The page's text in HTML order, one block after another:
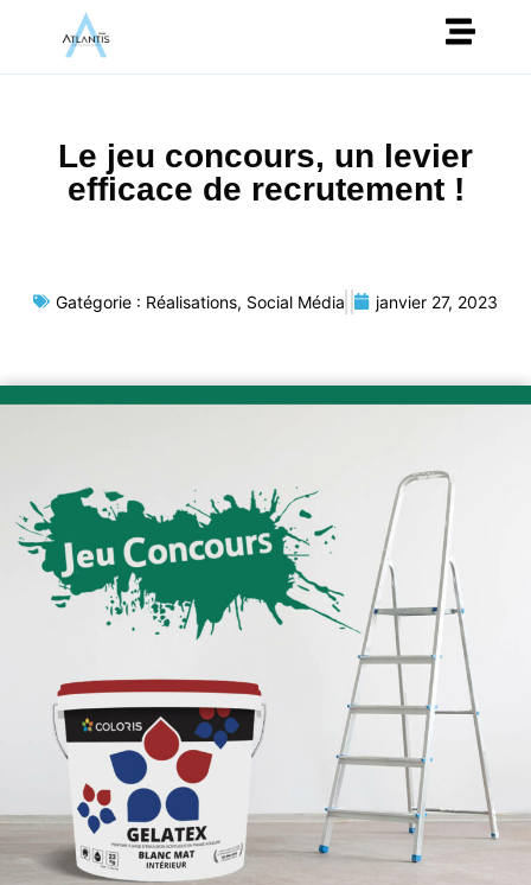
Le jeu concours, un levier
efficace de recrutement !
Gatégorie : Réalisations, Social Média janvier 27, 2023